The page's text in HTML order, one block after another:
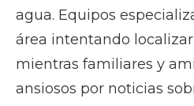
agua. Equipos
área intentando
mientras familiares y
ansiosos por noticias